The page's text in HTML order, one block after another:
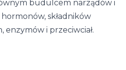
budulcem narządów i
hormonów, składników
enzymów i przeciwciał.